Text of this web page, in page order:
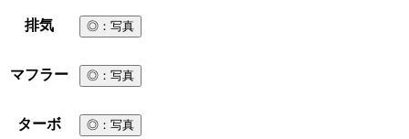
排気 ◎ ：写真
マフラー ◎ ：写真
ターボ ◎ ：写真